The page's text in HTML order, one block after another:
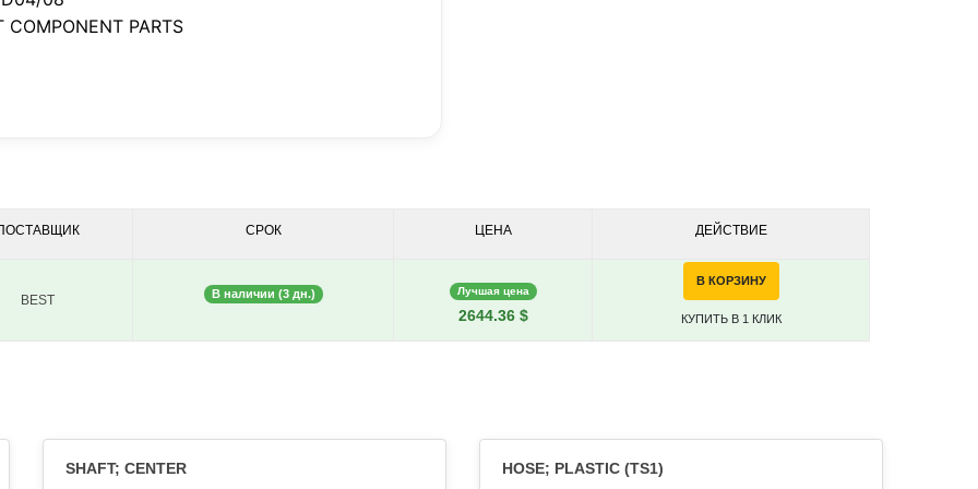
COMPONENT PARTS
СРОК ЦЕНА ДЕЙСТВИЕ
BEST В наличии (3 дн.) Лучшая цена
2644.36 $
В КОРЗИНУ
КУПИТЬ В 1 КЛИК
SHAFT; CENTER HOSE; PLASTIC (TS1)